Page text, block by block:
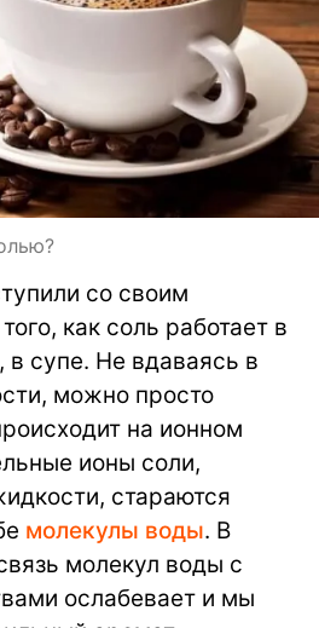
со своим
как соль работает в
супе. Не вдаваясь в
можно просто
на ионном
ионы соли,
стараются
молекулы воды. В
молекул воды с
ослабевает и мы